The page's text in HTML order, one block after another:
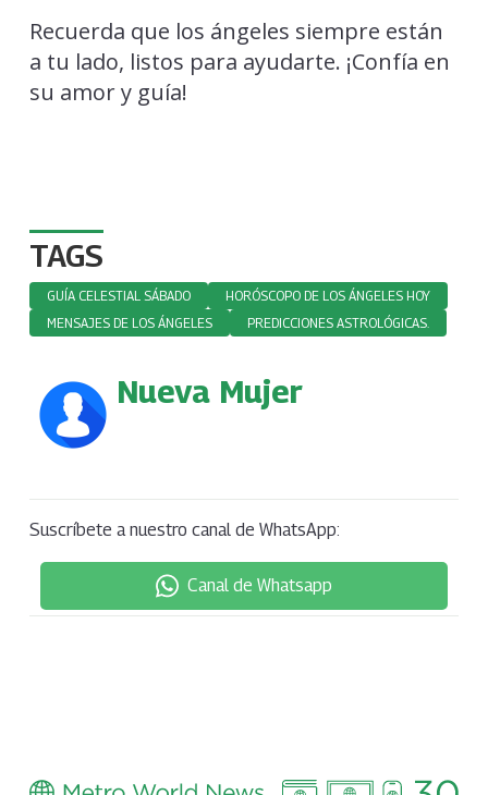
Recuerda que los ángeles siempre están
a tu lado, listos para ayudarte. ¡Confía en
su amor y guía!
TAGS
GUÍA CELESTIAL SÁBADO
HORÓSCOPO DE LOS ÁNGELES HOY
MENSAJES DE LOS ÁNGELES
PREDICCIONES ASTROLÓGICAS.
Nueva Mujer
Suscríbete a nuestro canal de WhatsApp:
Canal de Whatsapp